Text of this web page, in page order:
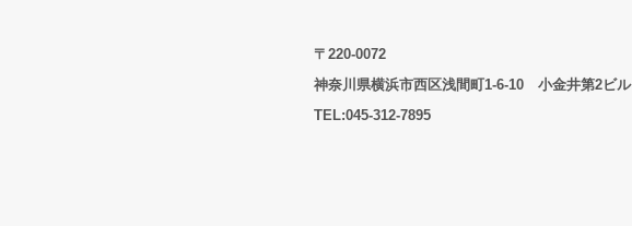
〒220-0072
神奈川県横浜市西区浅間町1-6-10 小金井第2ビル
TEL:045-312-7895